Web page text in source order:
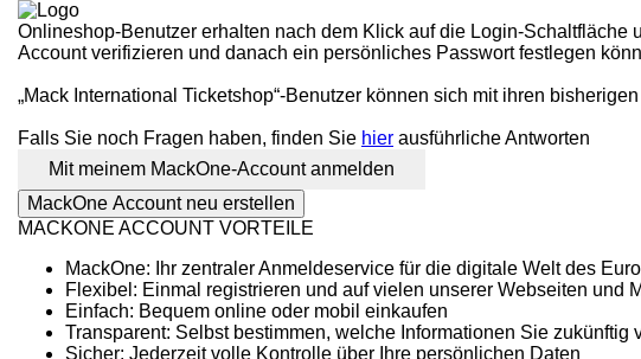
Onlineshop-Benutzer erhalten nach dem Klick auf die Login-
Account verifizieren und danach ein persönliches Passwort festlegen
„Mack International Ticketshop“-Benutzer können sich mit ihren
Falls Sie noch Fragen haben, finden Sie hier ausführliche Antworten
MACKONE ACCOUNT VORTEILE
MackOne: Ihr zentraler Anmeldeservice für die digitale Welt des
Flexibel: Einmal registrieren und auf vielen unserer Webseiten und
Einfach: Bequem online oder mobil einkaufen
Transparent: Selbst bestimmen, welche Informationen Sie zukünftig
Sicher: Jederzeit volle Kontrolle über Ihre persönlichen Daten